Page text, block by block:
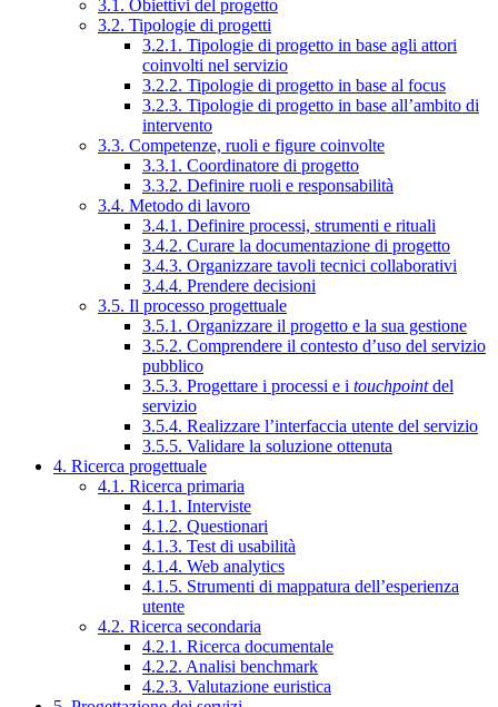
3.1. Obiettivi del progetto
3.2. Tipologie di progetti
3.2.1. Tipologie di progetto in base agli attori
coinvolti nel servizio
3.2.2. Tipologie di progetto in base al focus
3.2.3. Tipologie di progetto in base all’ambito di
intervento
3.3. Competenze, ruoli e figure coinvolte
3.3.1. Coordinatore di progetto
3.3.2. Definire ruoli e responsabilità
3.4. Metodo di lavoro
3.4.1. Definire processi, strumenti e rituali
3.4.2. Curare la documentazione di progetto
3.4.3. Organizzare tavoli tecnici collaborativi
3.4.4. Prendere decisioni
3.5. Il processo progettuale
3.5.1. Organizzare il progetto e la sua gestione
3.5.2. Comprendere il contesto d’uso del servizio
pubblico
3.5.3. Progettare i processi e i touchpointdel
servizio
3.5.4. Realizzare l’interfaccia utente del servizio
3.5.5. Validare la soluzione ottenuta
4. Ricerca progettuale
4.1. Ricerca primaria
4.1.1. Interviste
4.1.2. Questionari
4.1.3. Test di usabilità
4.1.4. Web analytics
4.1.5. Strumenti di mappatura dell’esperienza
utente
4.2. Ricerca secondaria
4.2.1. Ricerca documentale
4.2.2. Analisi benchmark
4.2.3. Valutazione euristica